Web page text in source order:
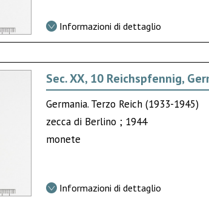
Informazioni di dettaglio
Sec. XX, 10 Reichspfennig,
Germania. Terzo Reich (1933-1945)
zecca di Berlino ; 1944
monete
Informazioni di dettaglio